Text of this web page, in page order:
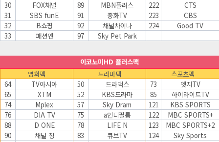
30
FOX채널 89 MBN플러스 222
CTS
31
SBS funE 91 중화TV 223
CBS
32
B쇼핑 92 채널차이나 224
Good TV
33
패션앤 97 Sky Pet Park
이코노미HD 플러스팩
영화팩
드라마팩
스포츠팩
64
TV아시아 50 드라맥스 73
엣지TV
65
XTM 52 KBS드라마 85
하이라이트TV
74
Mplex 57 Sky Dram 121
KBS SPORTS
76
DIA TV 75 a인디필름 122
MBC SPORTS+
88
D ONE 78 LIFE N 123
MBC SPORTS+2
90
채널 칭 83 큐브TV 124
Sky Sports